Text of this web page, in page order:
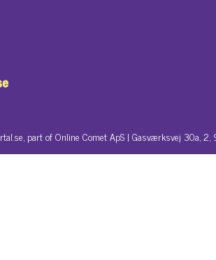
part of Online Comet ApS | Gasværksvej 30a,